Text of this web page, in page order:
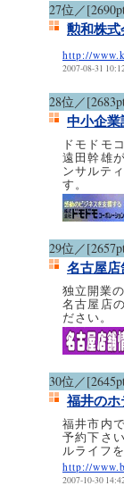
27位／
勲和株
http://
2007-08-31
28位／
中小企
ドモドモ
遠田幹雄
ンサルテ
す。
29位／
名古屋
独立開業
名古屋店
ださい。
30位／
福井の
福井市内
予約下さ
ルライフ
http://
2007-10-30